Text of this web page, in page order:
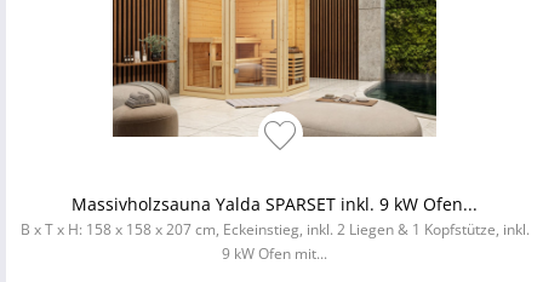
Massivholzsauna Yalda SPARSET inkl. 9 kW Ofen...
B x T x H: 158 x 158 x 207 cm, Eckeinstieg, inkl. 2 Liegen & 1 Kopfstütze, inkl.
9 kW Ofen mit...